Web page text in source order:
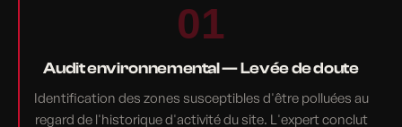
01
Audit environnemental — Levée de doute
Identification des zones susceptibles d'être polluées au
regard de l'historique d'activité du site. L'expert conclut